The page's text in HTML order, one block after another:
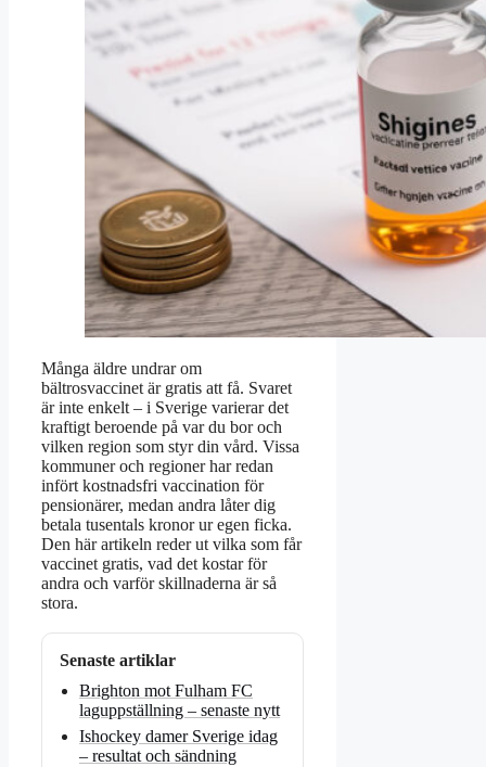
Många äldre undrar om
bältrosvaccinet är gratis att få. Svaret
är inte enkelt – i Sverige varierar det
kraftigt beroende på var du bor och
vilken region som styr din vård. Vissa
kommuner och regioner har redan
infört kostnadsfri vaccination för
pensionärer, medan andra låter dig
betala tusentals kronor ur egen ficka.
Den här artikeln reder ut vilka som får
vaccinet gratis, vad det kostar för
andra och varför skillnaderna är så
stora.
Senaste artiklar
Brighton mot Fulham FC
laguppställning – senaste nytt
Ishockey damer Sverige idag
– resultat och sändning